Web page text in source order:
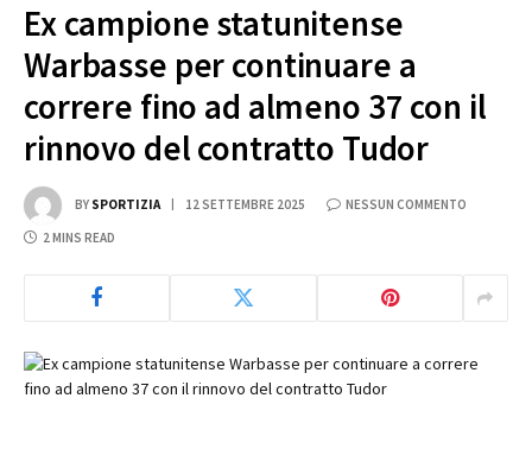
Ex campione statunitense
Warbasse per continuare a
correre fino ad almeno 37 con il
rinnovo del contratto Tudor
BY SPORTIZIA 12 SETTEMBRE 2025 NESSUN COMMENTO
2 MINS READ